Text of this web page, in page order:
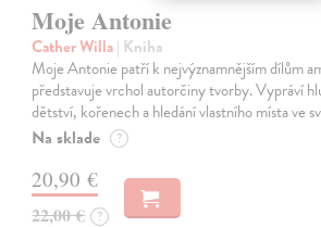
Moje Antonie
Cather Willa| Kniha
Moje Antonie patří k nejvýznamnějším dílům
představuje vrchol autorčiny tvorby. Vypráví
dětství, kořenech a hledání vlastního místa ve
Na sklade ?
20,90 €
22,00 € ?